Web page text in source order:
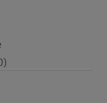
płatności